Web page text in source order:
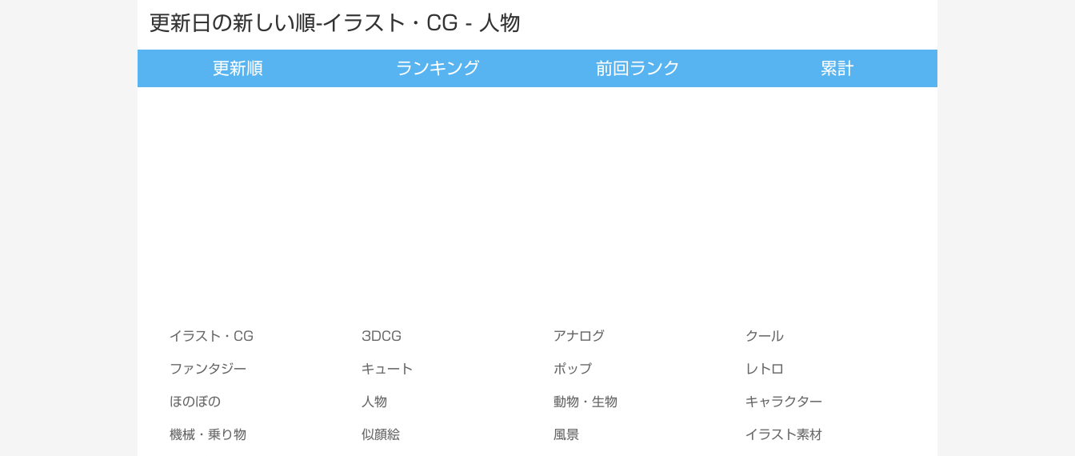
更新日の新しい順-イラスト・CG - 人物
更新順 ランキング 前回ランク 累計
イラスト・CG 3DCG アナログ クール
ファンタジー キュート ポップ レトロ
ほのぼの 人物 動物・生物 キャラクター
機械・乗り物 似顔絵 風景 イラスト素材